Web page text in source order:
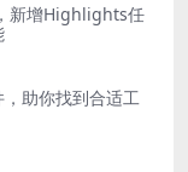
新增Highlights任
助你找到合适工